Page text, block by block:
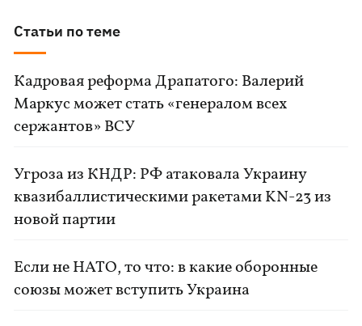
Статьи по теме
Кадровая реформа Драпатого: Валерий
Маркус может стать «генералом всех
сержантов» ВСУ
Угроза из КНДР: РФ атаковала Украину
квазибаллистическими ракетами KN-23 из
новой партии
Если не НАТО, то что: в какие оборонные
союзы может вступить Украина